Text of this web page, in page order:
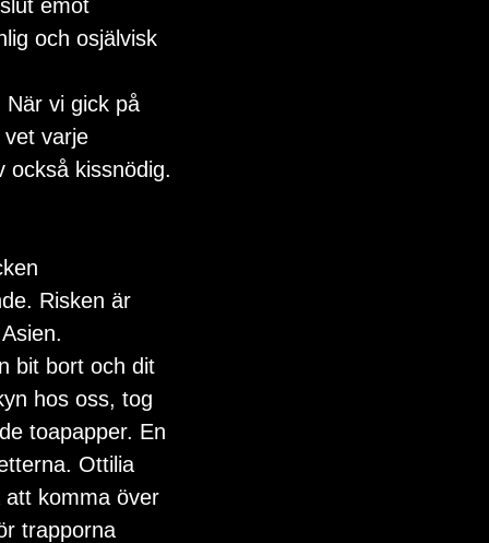
emot
och osjälvisk
vi gick på
varje
också kissnödig.
Risken är
bit bort och dit
hos oss, tog
toapapper. En
Ottilia
att komma över
trapporna